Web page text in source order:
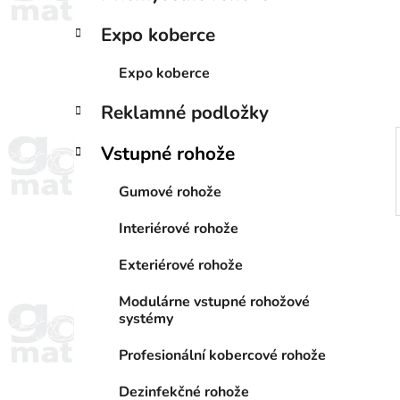
n
e
Expo koberce
Expo koberce
Reklamné podložky
Vstupné rohože
Gumové rohože
Interiérové rohože
Exteriérové rohože
Modulárne vstupné rohožové
systémy
Profesionální kobercové rohože
Dezinfekčné rohože